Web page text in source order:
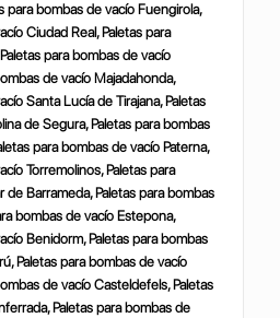
para bombas de vacío Fuengirola,
Ciudad Real, Paletas para
para bombas de vacío
de vacío Majadahonda,
Santa Lucía de Tirajana, Paletas
de Segura, Paletas para bombas
para bombas de vacío Paterna,
Torremolinos, Paletas para
de Barrameda, Paletas para bombas
bombas de vacío Estepona,
Benidorm, Paletas para bombas
Paletas para bombas de vacío
de vacío Casteldefels, Paletas
Paletas para bombas de